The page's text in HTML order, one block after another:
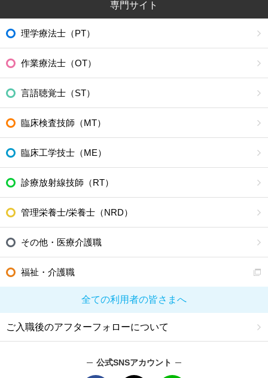
専門サイト
理学療法士（PT）
作業療法士（OT）
言語聴覚士（ST）
臨床検査技師（MT）
臨床工学技士（ME）
診療放射線技師（RT）
管理栄養士/栄養士（NRD）
その他・医療介護職
福祉・介護職
全ての利用者の皆さまへ
ご入職後のアフターフォローについて
公式SNSアカウント